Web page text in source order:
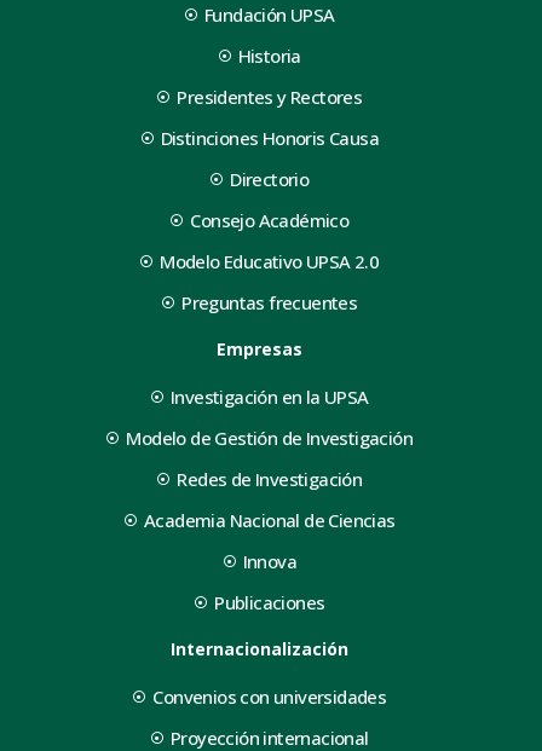
Fundación UPSA
Historia
Presidentes y Rectores
Distinciones Honoris Causa
Directorio
Consejo Académico
Modelo Educativo UPSA 2.0
Preguntas frecuentes
Empresas
Investigación en la UPSA
Modelo de Gestión de Investigación
Redes de Investigación
Academia Nacional de Ciencias
Innova
Publicaciones
Internacionalización
Convenios con universidades
Proyección internacional